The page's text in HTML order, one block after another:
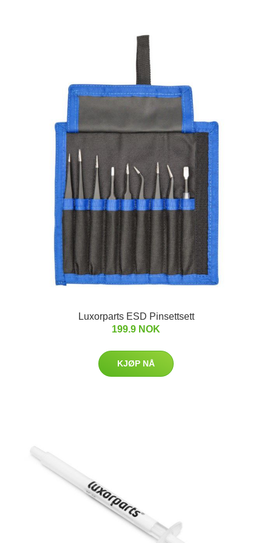
Luxorparts ESD Pinsettsett
199.9 NOK
KJØP NÅ